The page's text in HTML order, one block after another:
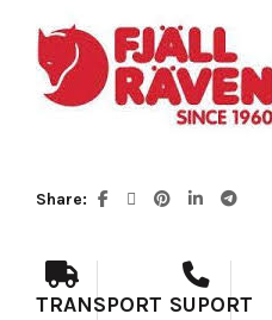
Share
TRANSPORT SUPORT